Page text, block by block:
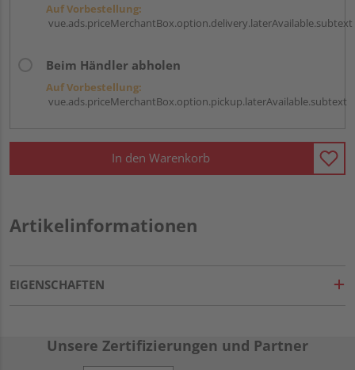
Auf Vorbestellung:
vue.ads.priceMerchantBox.option.delivery.laterAvailable.subtext
Beim Händler abholen
Auf Vorbestellung:
vue.ads.priceMerchantBox.option.pickup.laterAvailable.subtext
In den Warenkorb
Artikelinformationen
EIGENSCHAFTEN
Unsere Zertifizierungen und Partner